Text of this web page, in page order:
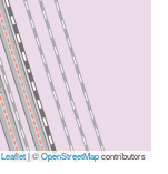
Leaflet|©OpenStreetMapcontributors